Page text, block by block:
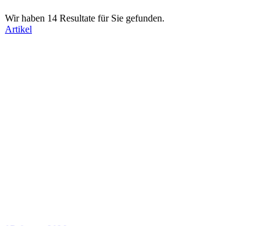
Wir haben 14 Resultate für Sie gefunden.
Artikel